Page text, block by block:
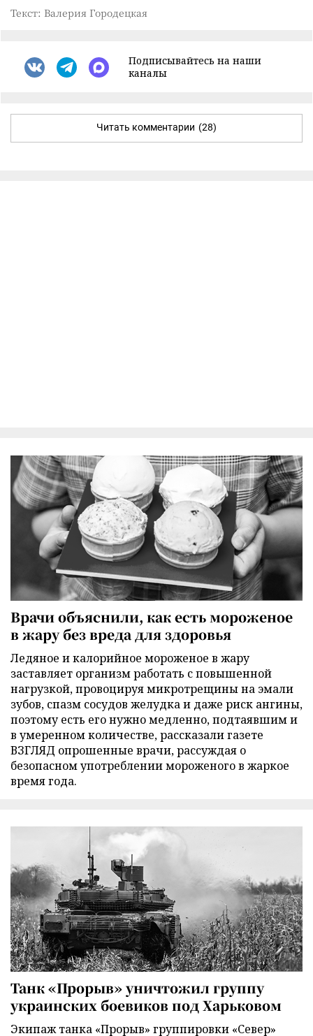
Текст: Валерия Городецкая
Подписывайтесь на наши
каналы
Читать комментарии (28)
Врачи объяснили, как есть мороженое
в жару без вреда для здоровья
Ледяное и калорийное мороженое в жару
заставляет организм работать с повышенной
нагрузкой, провоцируя микротрещины на эмали
зубов, спазм сосудов желудка и даже риск ангины,
поэтому есть его нужно медленно, подтаявшим и
в умеренном количестве, рассказали газете
ВЗГЛЯД опрошенные врачи, рассуждая о
безопасном употреблении мороженого в жаркое
время года.
Танк «Прорыв» уничтожил группу
украинских боевиков под Харьковом
Экипаж танка «Прорыв» группировки «Север»